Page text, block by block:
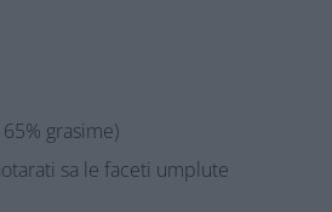
grasime)
sa le faceti umplute